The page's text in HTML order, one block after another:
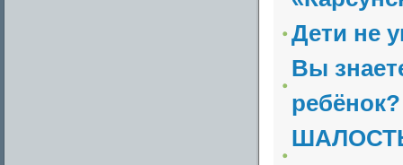
Дети не
Вы
ребёнок?